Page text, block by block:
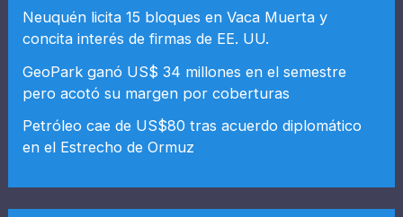
Neuquén licita 15 bloques en Vaca Muerta y
concita interés de firmas de EE. UU.
GeoPark ganó US$ 34 millones en el semestre
pero acotó su margen por coberturas
Petróleo cae de US$80 tras acuerdo diplomático
en el Estrecho de Ormuz